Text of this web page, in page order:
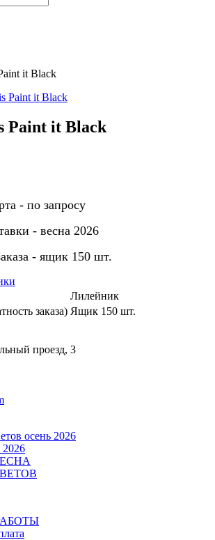
it Black
Paint it Black
- по запросу
- весна 2026
- ящик 150 шт.
Лилейник
заказа) Ящик 150 шт.
проезд, 3
осень 2026